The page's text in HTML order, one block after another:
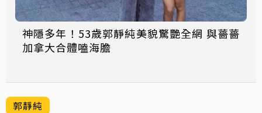
神隱多年！53歲郭靜純美貌驚艷全網 與薔薔
加拿大合體嗑海膽
郭靜純